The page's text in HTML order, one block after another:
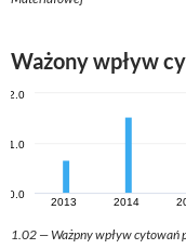
Ważony wpływ
1.02 — Ważpny wpływ cytowań